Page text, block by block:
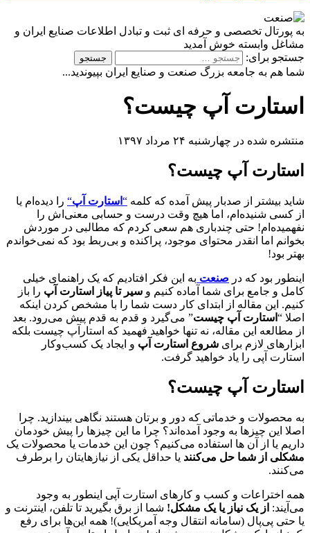
به پورتال تخصصی و حرفه ای ثبت و تبادل اطلاعات صنایع ایران و
مشاغل وابسته خوش آمدید
جستجو برای:
شما هم به جامعه بزرگ صنعت و صنایع ایران بپیوندید...
استارت آپ چیست؟
منتشره شده در چهارشنبه ۲۴ مرداد ۱۳۹۷
استارت آپ چیست؟
شاید بیشتر از صدبار پیش آمده که کلمه “ استارت آپ“ را دیده‌ام یا
از کسی شنیده‌ام، اما هیچ وقت درست و حسابی معنی‌اش را
نفهمیده‌ام! حتی چندباری هم سعی کردم که مطالبی در موردش
بخوانم اما انقدر محتوای موجود، پراکنده و بی‌ربط بود که نمی‌خواندم
بهتر بود!
اینطور بود که در صنعت به این فکر افتادیم که یک راهنمای خیلی
کامل و جامع برای شما آماده کنیم و سیر تا پیاز استارت‌ آپ را باز
کنیم. این مقاله از ابتدای کار دست شما را با مشخص کردن اینکه
اصلا “ استارت آپ چیست” می‌گیرد و قدم به قدم پیش می‌رود. بعد
از مطالعه این مقاله، نه تنها خواهید فهمید که استارآپ چیست بلکه
ابزارهای لازم برای شروع استارت‌ آپ و ایجاد یک کسب‌و‌کار
استارت‌ آپی را یاد خواهید گرفت.
استارت آپ چیست؟
به محصولات و خدماتی که دور و برتان هستند نگاهی بیندازید. چرا
اصلا این چیزها به وجود آمده‌اند؟ چرا ما این چیزها را پیش خودمان
داریم یا از آن ها استفاده می‌کنیم؟ چون این خدمات یا محصولات یک
مشکلی از شما حل می‌کنند یا حداقل یکی از نیازهایتان را برطرف
می‌کنند.
همه اختراعات و کسب و کارهای استارت آپی اینطور به وجود
می‌آیند: از یک نیاز یا یک مشکل! شما از برق بگیرید تا تلفن، اینترنت و
یا حتی پی‌پال (سامانه انتقال وجه آمریکایی)! همه این‌ها برای رفع